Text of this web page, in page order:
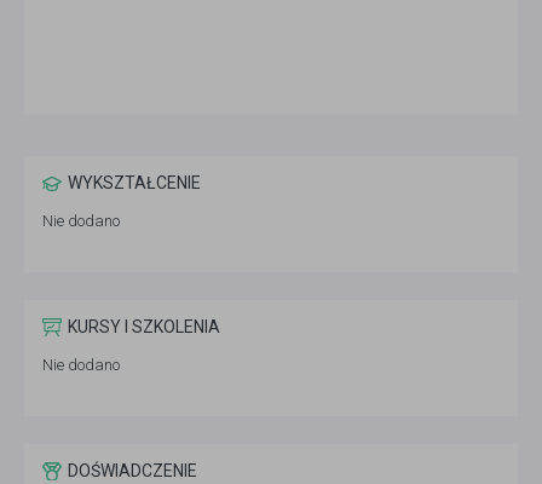
WYKSZTAŁCENIE
Nie dodano
KURSY I SZKOLENIA
Nie dodano
DOŚWIADCZENIE